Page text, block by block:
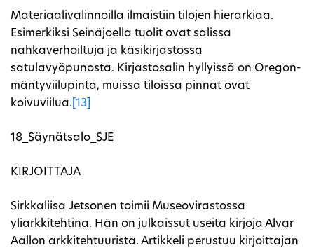
Materiaalivalinnoilla ilmaistiin tilojen hierarkiaa.
Esimerkiksi Seinäjoella tuolit ovat salissa
nahkaverhoiltuja ja käsikirjastossa
satulavyöpunosta. Kirjastosalin hyllyissä on Oregon-
mäntyviilupinta, muissa tiloissa pinnat ovat
koivuviilua. [13]
18_Säynätsalo_SJE
KIRJOITTAJA
Sirkkaliisa Jetsonen toimii Museovirastossa
yliarkkitehtina. Hän on julkaissut useita kirjoja Alvar
Aallon arkkitehtuurista. Artikkeli perustuu kirjoittajan